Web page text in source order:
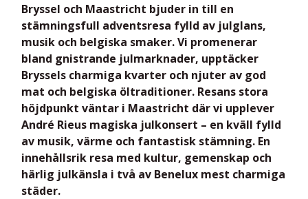
Bryssel och Maastricht bjuder in till en
stämningsfull adventsresa fylld av julglans,
musik och belgiska smaker. Vi promenerar
bland gnistrande julmarknader, upptäcker
Bryssels charmiga kvarter och njuter av god
mat och belgiska öltraditioner. Resans stora
höjdpunkt väntar i Maastricht där vi upplever
André Rieus magiska julkonsert – en kväll fylld
av musik, värme och fantastisk stämning. En
innehållsrik resa med kultur, gemenskap och
härlig julkänsla i två av Benelux mest charmiga
städer.